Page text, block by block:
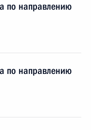
по направлению
по направлению